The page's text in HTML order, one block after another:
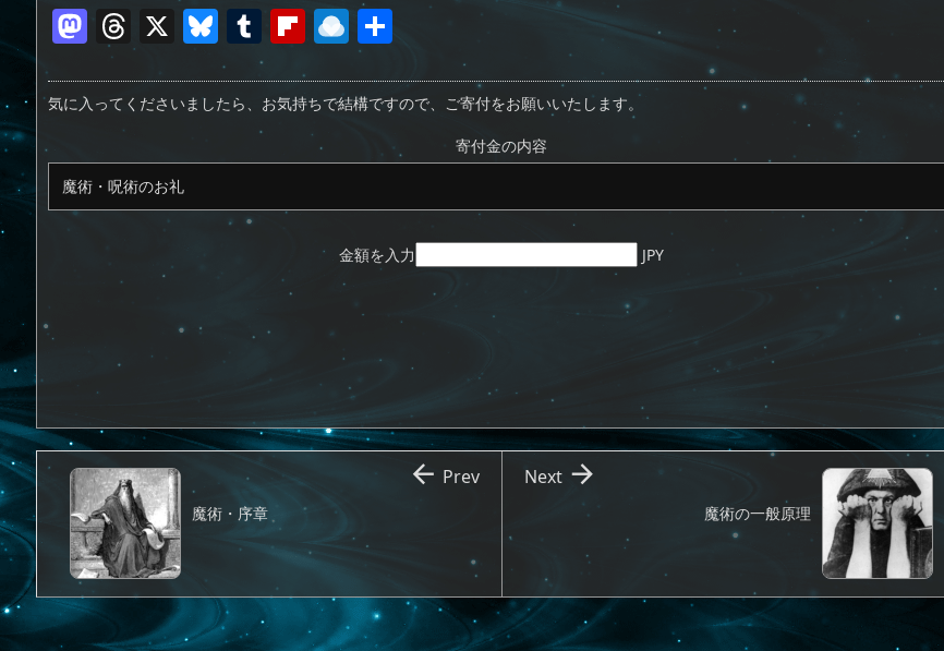
M
st
d
o
T
h
re
d
s
X Bl
u
e
y
T
u
m
bl
r
Fl
b
o
ar
d
R
ai
n
ro
p.
io
気に入ってくださいましたら、お気持ちで結構ですので、ご寄付をお願いいたします。
寄付金の内容
金額を入力 JPY
魔術の一般原理

Next
魔術・序章
 Prev